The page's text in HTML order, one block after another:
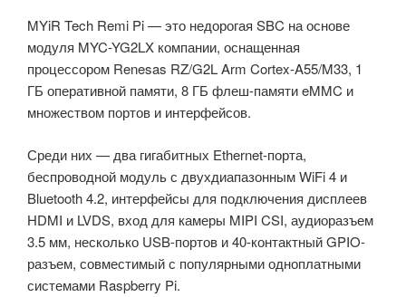
MYiR Tech Remi Pi — это недорогая SBC на основе
модуля MYC-YG2LX компании, оснащенная
процессором Renesas RZ/G2L Arm Cortex-A55/M33, 1
ГБ оперативной памяти, 8 ГБ флеш-памяти eMMC и
множеством портов и интерфейсов.
Среди них — два гигабитных Ethernet-порта,
беспроводной модуль с двухдиапазонным WiFi 4 и
Bluetooth 4.2, интерфейсы для подключения дисплеев
HDMI и LVDS, вход для камеры MIPI CSI, аудиоразъем
3.5 мм, несколько USB-портов и 40-контактный GPIO-
разъем, совместимый с популярными одноплатными
системами Raspberry Pi.